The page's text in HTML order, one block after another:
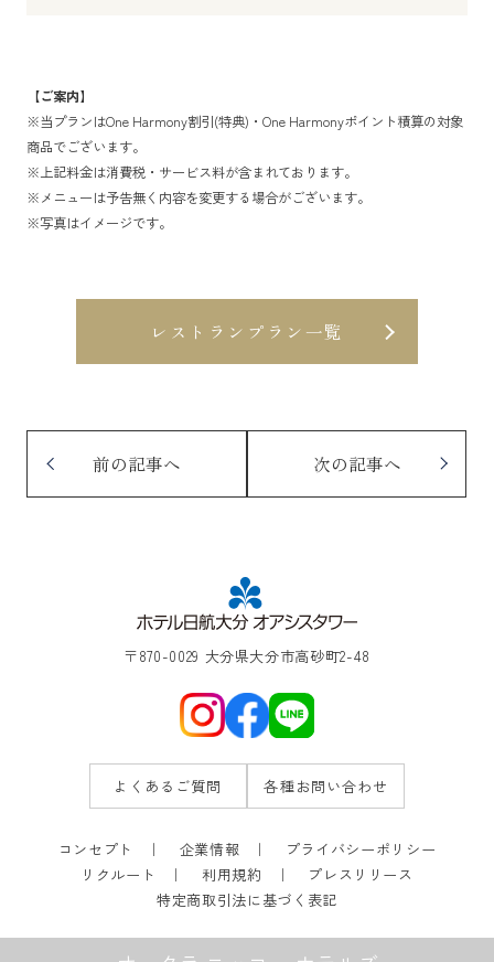
【ご案内】
※当プランはOne Harmony割引(特典)・One Harmonyポイント積算の対象
商品でございます。
※上記料金は消費税・サービス料が含まれております。
※メニューは予告無く内容を変更する場合がございます。
※写真はイメージです。
レストランプラン一覧
前の記事へ 次の記事へ
〒870-0029 大分県大分市高砂町2-48
よくあるご質問 各種お問い合わせ
コンセプト 企業情報
プライバシーポリシー
リクルート
利用規約
プレスリリース
特定商取引法に基づく表記